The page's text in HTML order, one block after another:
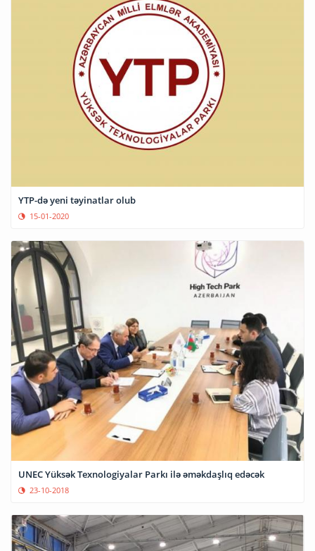
YTP-də yeni təyinatlar olub
15-01-2020
UNEC Yüksək Texnologiyalar Parkı ilə əməkdaşlıq edəcək
23-10-2018